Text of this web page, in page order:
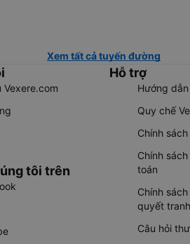
Xem tất cả tuyến đường
Vexere.com
tôi trên
Hỗ trợ
Hướng
Quy chế
Chính
Chính
toán
Chính
quyết
Câu hỏi